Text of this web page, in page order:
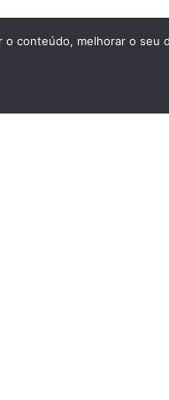
conteúdo, melhorar o